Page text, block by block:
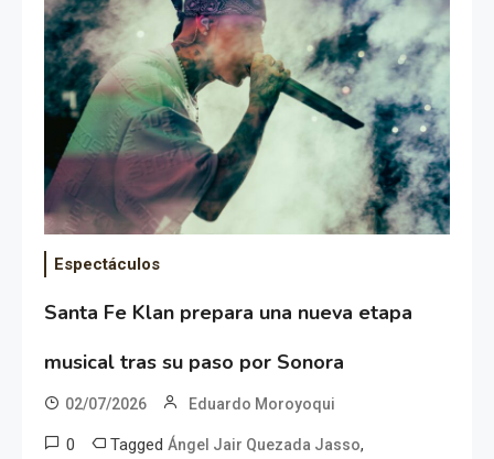
Espectáculos
Santa Fe Klan prepara una nueva etapa
musical tras su paso por Sonora
02/07/2026 Eduardo Moroyoqui
0 Tagged Ángel Jair Quezada Jasso,